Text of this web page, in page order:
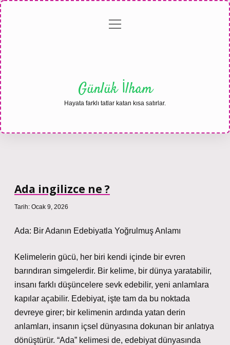
Gizlilikmenüyü
Günlük İlham
Hayata farklı tatlar katan kısa satırlar.
Ada ingilizce ne ?
Tarih: Ocak 9, 2026
Ada: Bir Adanın Edebiyatla Yoğrulmuş Anlamı
Kelimelerin gücü, her biri kendi içinde bir evren
barındıran simgelerdir. Bir kelime, bir dünya yaratabilir,
insanı farklı düşüncelere sevk edebilir, yeni anlamlara
kapılar açabilir. Edebiyat, işte tam da bu noktada
devreye girer; bir kelimenin ardında yatan derin
anlamları, insanın içsel dünyasına dokunan bir anlatıya
dönüştürür. “Ada” kelimesi de, edebiyat dünyasında